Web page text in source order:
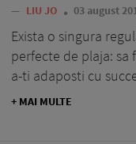
— LIU JO 03 august
Exista o singura
perfecte de plaja:
a-ti adaposti cu
+ MAI MULTE